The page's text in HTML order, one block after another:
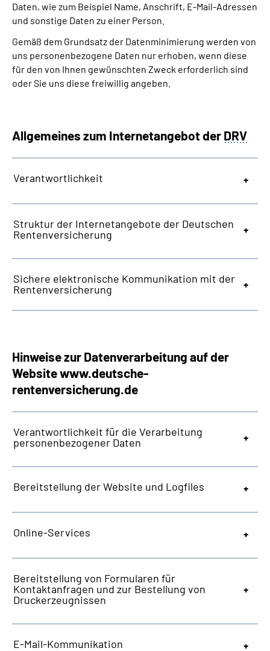
Daten, wie zum Beispiel Name, Anschrift, E-Mail-Adressen
und sonstige Daten zu einer Person.
Gemäß dem Grundsatz der Datenminimierung werden von
uns personenbezogene Daten nur erhoben, wenn diese
für den von Ihnen gewünschten Zweck erforderlich sind
oder Sie uns diese freiwillig angeben.
Allgemeines zum Internetangebot der DRV
Verantwortlichkeit
Struktur der Internetangebote der Deutschen
Rentenversicherung
Sichere elektronische Kommunikation mit der
Rentenversicherung
Hinweise zur Datenverarbeitung auf der
Websitewww.deutsche-
rentenversicherung.de
Verantwortlichkeit für die Verarbeitung
personenbezogener Daten
Bereitstellung derWebsite und Logfiles
Online-Services
Bereitstellung von Formularen für
Kontaktanfragen und zur Bestellung von
Druckerzeugnissen
E-Mail-Kommunikation